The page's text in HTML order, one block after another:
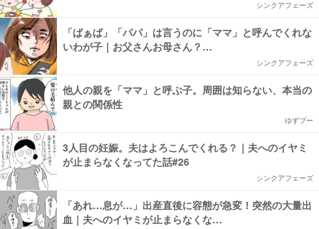
シンクアフェーズ
「ばぁば」「パパ」は言うのに「ママ」と呼んでくれな
いわが子｜お父さんお母さん？…
シンクアフェーズ
他人の親を「ママ」と呼ぶ子。周囲は知らない、本当の
親との関係性
ゆずプー
3人目の妊娠。夫はよろこんでくれる？｜夫へのイヤミ
が止まらなくなってた話#26
シンクアフェーズ
「あれ…息が…」出産直後に容態が急変！突然の大量出
血｜夫へのイヤミが止まらなくな…